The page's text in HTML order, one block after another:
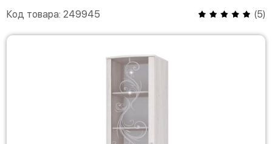
Код товара: 249945 (5)